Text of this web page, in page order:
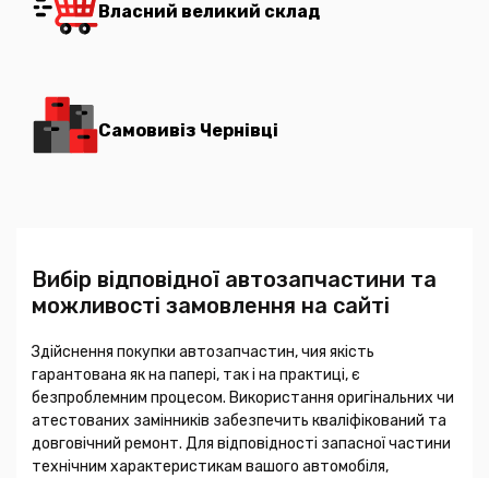
Власний великий склад
Самовивіз Чернівці
Вибір відповідної автозапчастини та
можливості замовлення на сайті
Здійснення покупки автозапчастин, чия якість
гарантована як на папері, так і на практиці, є
безпроблемним процесом. Використання оригінальних чи
атестованих замінників забезпечить кваліфікований та
довговічний ремонт. Для відповідності запасної частини
технічним характеристикам вашого автомобіля,